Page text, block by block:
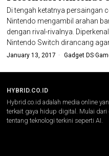
Di tengah ketatnya persaingan
Nintendo mengambil arahan
dengan rival-rivalnya.
Nintendo Switch dirancang
January 13, 2017 Gadget DS·
HYBRID.CO.ID
Hybrid.co.id adalah media online
terkait gaya hidup digital. Mulai
tentang teknologi terkini seperti AI.